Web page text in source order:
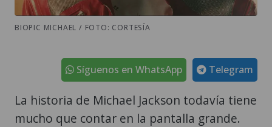
BIOPIC MICHAEL / FOTO: CORTESÍA
Telegram
Síguenos en WhatsApp
La historia de Michael Jackson todavía tiene
mucho que contar en la pantalla grande.